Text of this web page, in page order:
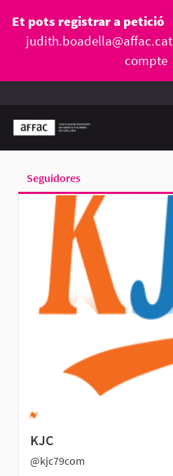
Et pots registrar a petició
judith.boadella@affac.cat
compte
Activitat
Seguint
Seguidores
Grups
KJC
@kjc79com